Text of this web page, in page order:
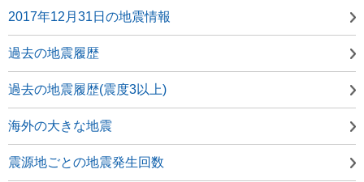
2017年12月31日の地震情報
過去の地震履歴
過去の地震履歴(震度3以上)
海外の大きな地震
震源地ごとの地震発生回数